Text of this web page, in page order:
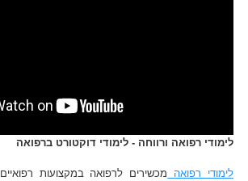
לימודי רפואה ורווחה - לימודי דוקטורט ברפואה
לימודי רפואה מכשירים לרפואה במקצועות